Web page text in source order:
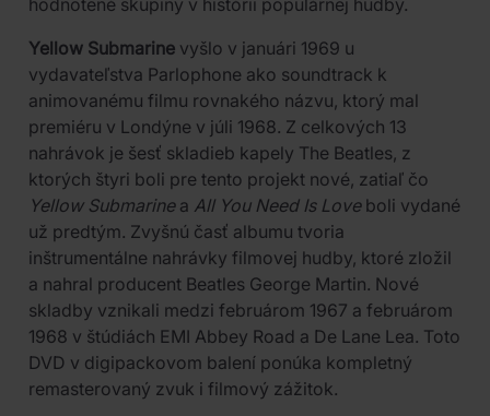
hodnotené skupiny v histórii populárnej hudby.
Yellow Submarine vyšlo v januári 1969 u
vydavateľstva Parlophone ako soundtrack k
animovanému filmu rovnakého názvu, ktorý mal
premiéru v Londýne v júli 1968. Z celkových 13
nahrávok je šesť skladieb kapely The Beatles, z
ktorých štyri boli pre tento projekt nové, zatiaľ čo
Yellow Submarinea All You Need Is Loveboli vydané
už predtým. Zvyšnú časť albumu tvoria
inštrumentálne nahrávky filmovej hudby, ktoré zložil
a nahral producent Beatles George Martin. Nové
skladby vznikali medzi februárom 1967 a februárom
1968 v štúdiách EMI Abbey Road a De Lane Lea. Toto
DVD v digipackovom balení ponúka kompletný
remasterovaný zvuk i filmový zážitok.